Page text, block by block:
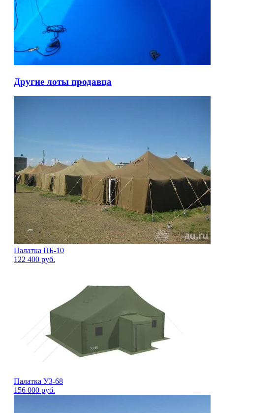
Другие лоты продавца
Палатка ПБ-10
122 400 руб.
Палатка УЗ-68
156 000 руб.